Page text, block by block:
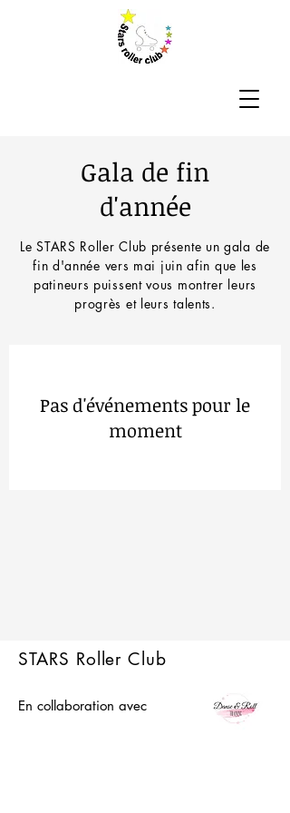
Gala de fin
d'année
Le STARS Roller Club présente un gala de
fin d'année vers mai juin afin que les
patineurs puissent vous montrer leurs
progrès et leurs talents.
Pas d'événements pour le
moment
STARS Roller Club
En collaboration avec